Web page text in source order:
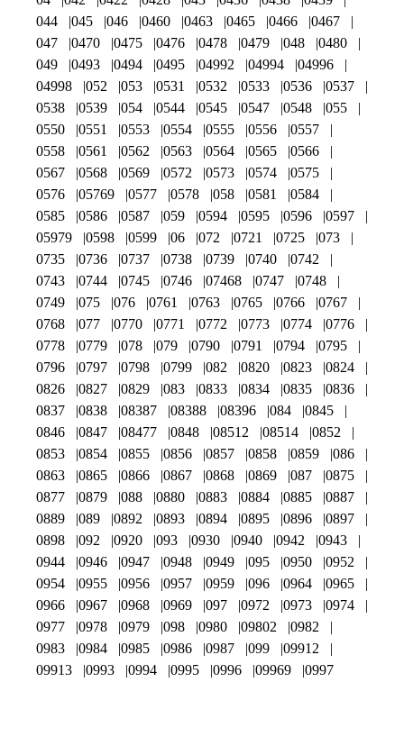
044
045 046 0460 0463 0465 0466
0467
047
0470 0475 0476 0478 0479 048
0480
049
0493 0494 0495 04992 04994
04996
04998
052 053 0531 0532 0533 0536
0537
0538
0539 054 0544 0545 0547 0548
055
0550
0551 0553 0554 0555 0556
0557
0558
0561 0562 0563 0564 0565
0566
0567
0568 0569 0572 0573 0574
0575
0576
05769 0577 0578 058 0581
0584
0585
0586 0587 059 0594 0595 0596
0597
05979
0598 0599 06 072 0721 0725
073
0735
0736 0737 0738 0739 0740
0742
0743
0744 0745 0746 07468 0747
0748
0749
075 076 0761 0763 0765 0766
0767
0768
077 0770 0771 0772 0773 0774
0776
0778
0779 078 079 0790 0791 0794
0795
0796
0797 0798 0799 082 0820 0823
0824
0826
0827 0829 083 0833 0834 0835
0836
0837
0838 08387 08388 08396 084
0845
0846
0847 08477 0848 08512 08514
0852
0853
0854 0855 0856 0857 0858 0859
086
0863
0865 0866 0867 0868 0869 087
0875
0877
0879 088 0880 0883 0884 0885
0887
0889
089 0892 0893 0894 0895 0896
0897
0898
092 0920 093 0930 0940 0942
0943
0944
0946 0947 0948 0949 095 0950
0952
0954
0955 0956 0957 0959 096 0964
0965
0966
0967 0968 0969 097 0972 0973
0974
0977
0978 0979 098 0980 09802
0982
0983
0984 0985 0986 0987 099
09912
09913
0993 0994 0995 0996 09969 0997